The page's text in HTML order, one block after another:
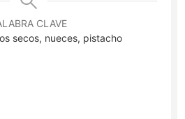
CLAVE
secos, nueces, pistacho